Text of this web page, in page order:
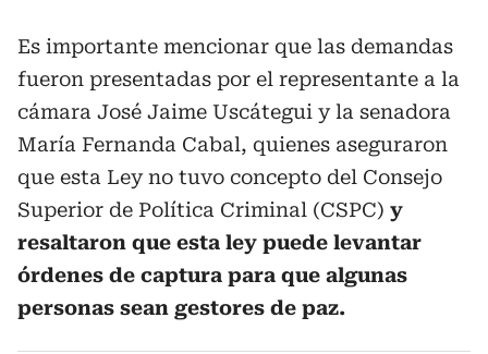
Es importante mencionar que las demandas
fueron presentadas por el representante a la
cámara José Jaime Uscátegui y la senadora
María Fernanda Cabal, quienes aseguraron
que esta Ley no tuvo concepto del Consejo
Superior de Política Criminal (CSPC) y
resaltaron que esta ley puede levantar
órdenes de captura para que algunas
personas sean gestores de paz.